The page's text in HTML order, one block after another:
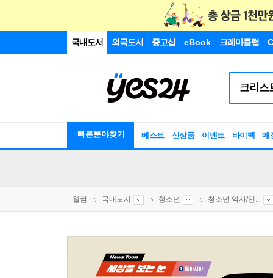
국내도서 외국도서 중고샵 eBook 크레마클럽
빠른분야찾기 베스트 신상품 이벤트 바이백 매
웰컴 국내도서 청소년 청소년 역사/인...